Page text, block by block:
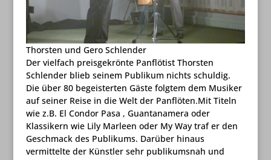
Thorsten und Gero Schlender
Der vielfach preisgekrönte Panflötist Thorsten
Schlender blieb seinem Publikum nichts schuldig.
Die über 80 begeisterten Gäste folgtem dem Musiker
auf seiner Reise in die Welt der Panflöten.Mit Titeln
wie z.B. El Condor Pasa , Guantanamera oder
Klassikern wie Lily Marleen oder My Way traf er den
Geschmack des Publikums. Darüber hinaus
vermittelte der Künstler sehr publikumsnah und